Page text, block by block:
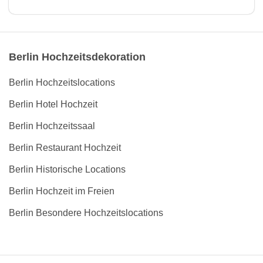
Berlin Hochzeitsdekoration
Berlin Hochzeitslocations
Berlin Hotel Hochzeit
Berlin Hochzeitssaal
Berlin Restaurant Hochzeit
Berlin Historische Locations
Berlin Hochzeit im Freien
Berlin Besondere Hochzeitslocations